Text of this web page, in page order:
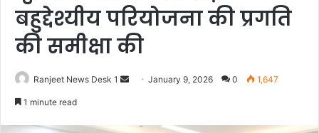
बहुद्देश्यीय परियोजना की प्रगति
की समीक्षा की
Ranjeet News Desk 1 January 9, 2026 0 1,647
1 minute read